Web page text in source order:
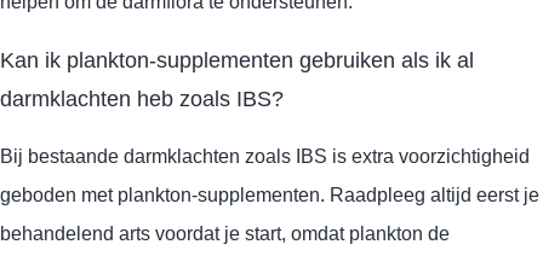
Kan ik plankton-supplementen gebruiken als ik al
darmklachten heb zoals IBS?
Bij bestaande darmklachten zoals IBS is extra voorzichtigheid
geboden met plankton-supplementen. Raadpleeg altijd eerst je
behandelend arts voordat je start, omdat plankton de